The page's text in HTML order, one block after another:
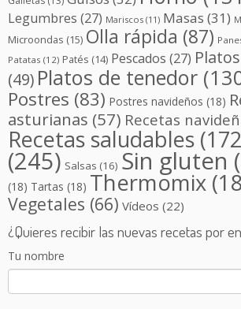
Legumbres (27) Mariscos (11) Masas (31)
Microondas (15) Olla rápida (87)
Patatas (12) Patés (14) Pescados (27)
(49) Platos de tenedor
Postres (83) Postres navideños (18)
asturianas (57) Recetas
Recetas saludables
(245) Salsas (16) Sin gluten
(18) Tartas (18) Thermomix
Vegetales (66) Vídeos (22)
¿Quieres recibir las nuevas recetas por
Tu nombre